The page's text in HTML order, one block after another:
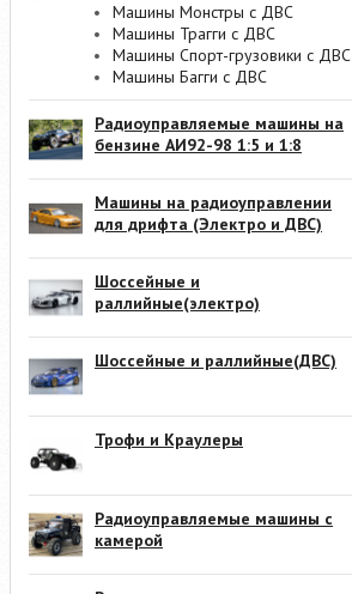
Машины Монстры с ДВС
Машины Трагги с ДВС
Машины Спорт-грузовики с ДВС
Машины Багги с ДВС
Радиоуправляемые машины на
бензине АИ92-98 1:5 и 1:8
Машины на радиоуправлении
для дрифта (Электро и ДВС)
Шоссейные и
раллийные(электро)
Шоссейные и раллийные(ДВС)
Трофи и Краулеры
Радиоуправляемые машины с
камерой